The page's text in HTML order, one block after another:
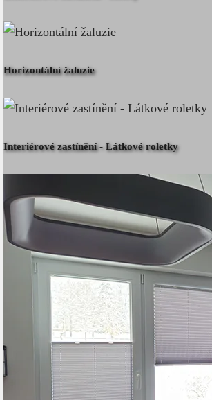
Horizontální žaluzie
Interiérové zastínění - Látkové roletky